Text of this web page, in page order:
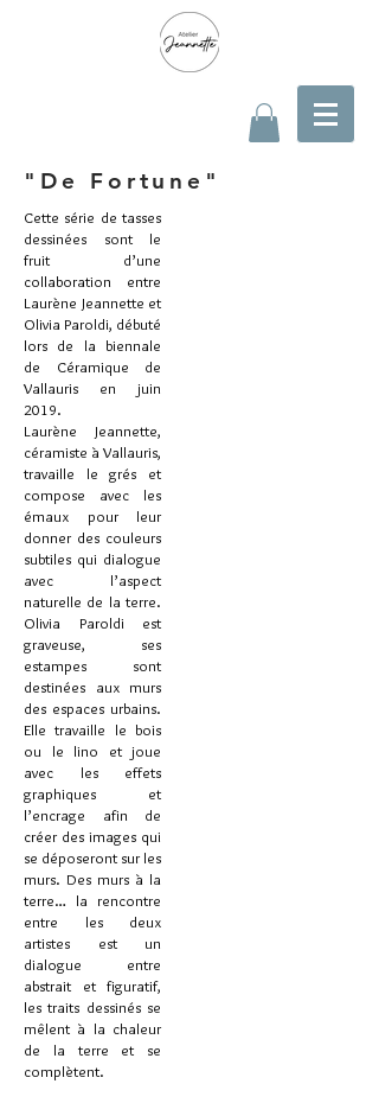
"De Fortune"
Cette série de tasses
dessinées sont le
fruit d’une
collaboration entre
Laurène Jeannette et
Olivia Paroldi, débuté
lors de la biennale
de Céramique de
Vallauris en juin
2019.
Laurène Jeannette,
céramiste à Vallauris,
travaille le grés et
compose avec les
émaux pour leur
donner des couleurs
subtiles qui dialogue
avec l’aspect
naturelle de la terre.
Olivia Paroldi est
graveuse, ses
estampes sont
destinées aux murs
des espaces urbains.
Elle travaille le bois
ou le lino et joue
avec les effets
graphiques et
l’encrage afin de
créer des images qui
se déposeront sur les
murs. Des murs à la
terre… la rencontre
entre les deux
artistes est un
dialogue entre
abstrait et figuratif,
les traits dessinés se
mêlent à la chaleur
de la terre et se
complètent.